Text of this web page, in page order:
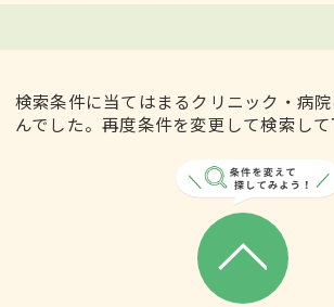
検索条件に当てはまるクリニック・病
んでした。再度条件を変更して検索して